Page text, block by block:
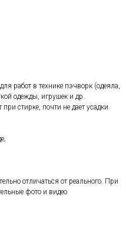
работ в технике пэчворк (одеяла,
одежды, игрушек и др.
стирке, почти не дает усадки.
отличаться от реального. При
фото и видео